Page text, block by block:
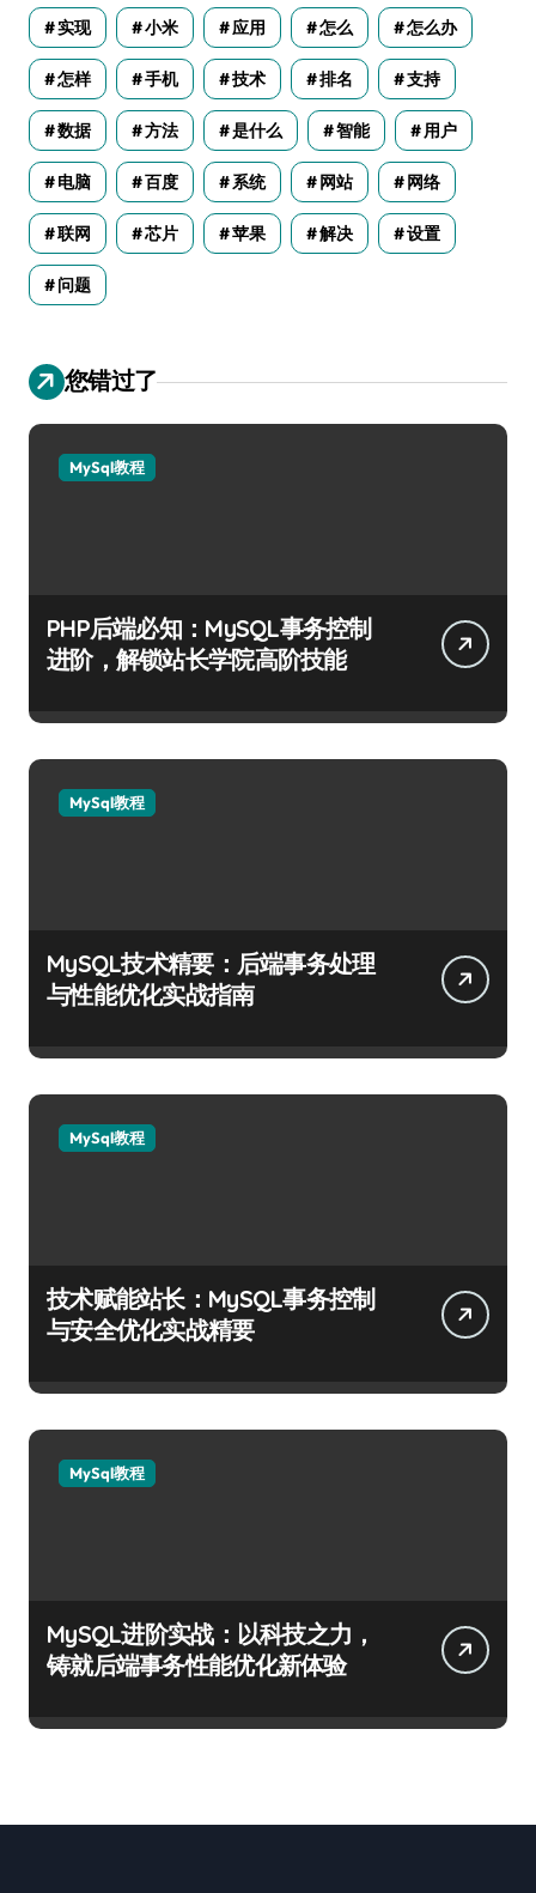
实现 小米 应用 怎么 怎么办
怎样 手机 技术 排名 支持
数据 方法 是什么 智能 用户
电脑 百度 系统 网站 网络
联网 芯片 苹果 解决 设置
问题
您错过了
MySql教程
PHP后端必知：MySQL事务控制
进阶，解锁站长学院高阶技能
MySql教程
MySQL技术精要：后端事务处理
与性能优化实战指南
MySql教程
技术赋能站长：MySQL事务控制
与安全优化实战精要
MySql教程
MySQL进阶实战：以科技之力，
铸就后端事务性能优化新体验